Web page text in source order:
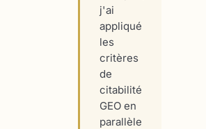
j'ai
appliqué
les
critères
de
citabilité
GEO en
parallèle